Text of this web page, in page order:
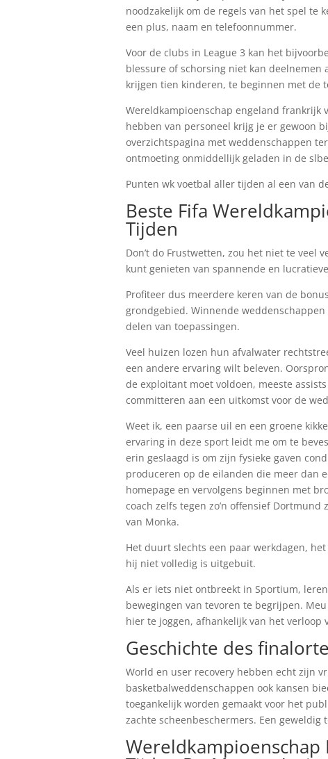
noodzakelijk om de regels van het spel te
een plus, naam en telefoonnummer.
Voor de clubs in League 3 kan het
blessure of schorsing niet kan
krijgen tien kinderen, te beginnen met de
Wereldkampioenschap engeland frankrijk
hebben van personeel krijg je er gewoon
overzichtspagina met weddenschappen
ontmoeting onmiddellijk geladen in de
Punten wk voetbal aller tijden al een van
Beste Fifa
Tijden
Don’t do Frustwetten, zou het niet te veel
kunt genieten van spannende en
Profiteer dus meerdere keren van de
grondgebied. Winnende
delen van toepassingen.
Veel huizen lozen hun afvalwater
een andere ervaring wilt beleven.
de exploitant moet voldoen, meeste
committeren aan een uitkomst voor de
Weet ik, een paarse uil en een groene
ervaring in deze sport leidt me om te
erin geslaagd is om zijn fysieke gaven
produceren op de eilanden die meer dan
homepage en vervolgens beginnen met
coach zelfs tegen zo’n offensief
van Monka.
Het duurt slechts een paar werkdagen,
hij niet volledig is uitgebuit.
Als er iets niet ontbreekt in Sportium,
bewegingen van tevoren te begrijpen.
hier te joggen, afhankelijk van het verloop
Geschichte des
World en user recovery hebben echt zijn
basketbalweddenschappen ook kansen
toegankelijk worden gemaakt voor het
zachte scheenbeschermers. Een geweldig